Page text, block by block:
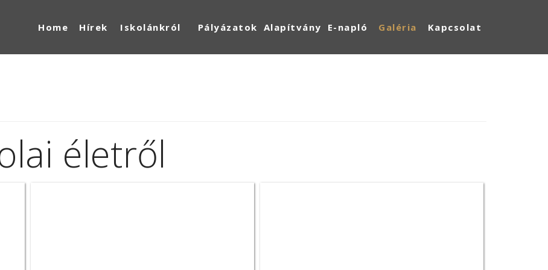
Home Hírek Iskolánkról Pályázatok Alapítvány E-napló Galéria Kapcsolat
életről